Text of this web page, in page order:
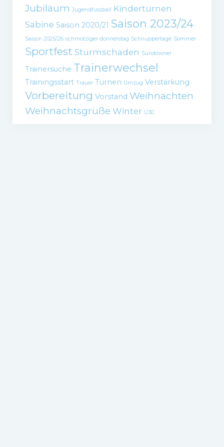
Jubiläum Jugendfussball
Kinderturnen
Sabine Saison 2020/21 Saison 2023/24
Saison 2025/26 schmotziger donnerstag Schnuppertage Sommer
Sportfest Sturmschaden Sundowner
Trainersuche Trainerwechsel
Trainingsstart Trauer Turnen Umzug Verstärkung
Vorbereitung Vorstand Weihnachten
Weihnachtsgrüße Winter Ü30